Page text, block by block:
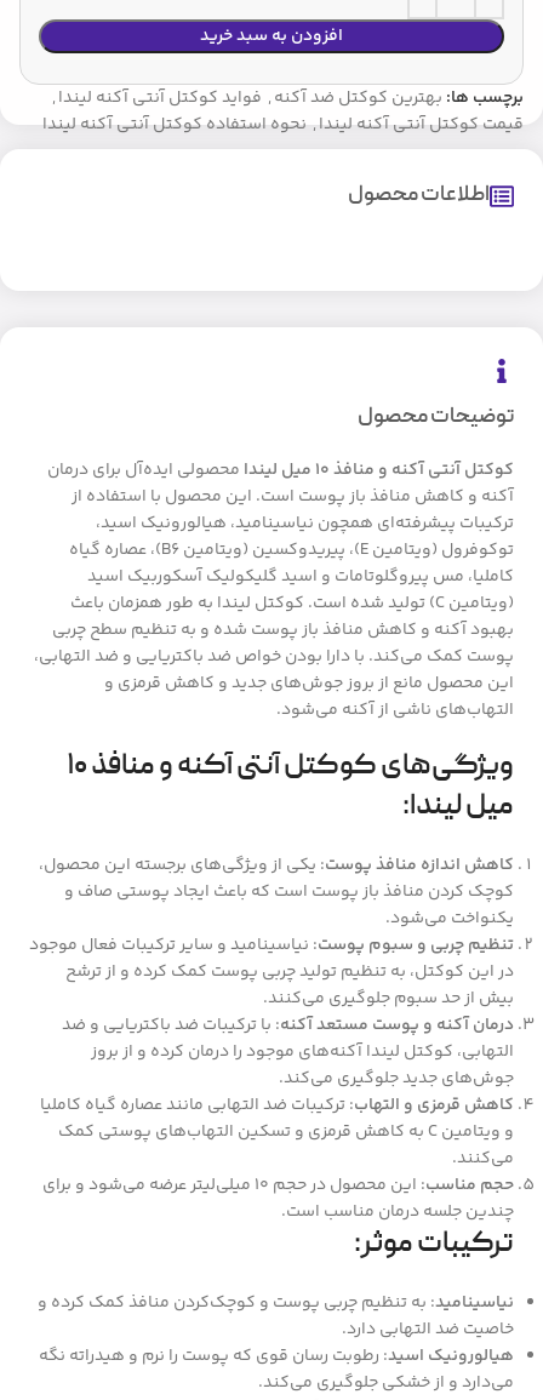
افزودن به سبد خرید
برچسب ها: بهترین کوکتل ضد آکنه, فواید کوکتل آنتی آکنه لیندا,
قیمت کوکتل آنتی آکنه لیندا, نحوه استفاده کوکتل آنتی آکنه لیندا
توضیحات محصول
کوکتل آنتی آکنه و منافذ ۱۰ میل لیندا
محصولی ایده‌آل برای درمان
آکنه و کاهش منافذ باز پوست است. این محصول با استفاده از
ترکیبات پیشرفته‌ای همچون نیاسینامید، هیالورونیک اسید،
توکوفرول (ویتامین E)، پیریدوکسین (ویتامین B6)، عصاره گیاه
کاملیا، مس پیروگلوتامات و اسید گلیکولیک آسکوربیک اسید
(ویتامین C) تولید شده است. کوکتل لیندا به طور همزمان باعث
بهبود آکنه و کاهش منافذ باز پوست شده و به تنظیم سطح چربی
پوست کمک می‌کند. با دارا بودن خواص ضد باکتریایی و ضد التهابی،
این محصول مانع از بروز جوش‌های جدید و کاهش قرمزی و
التهاب‌های ناشی از آکنه می‌شود.
ویژگی‌های کوکتل آنتی آکنه و منافذ ۱۰
میل لیندا:
کاهش اندازه منافذ پوست: یکی از ویژگی‌های برجسته این محصول،
کوچک کردن منافذ باز پوست است که باعث ایجاد پوستی صاف و
یکنواخت می‌شود.
تنظیم چربی و سبوم پوست: نیاسینامید و سایر ترکیبات فعال موجود
در این کوکتل، به تنظیم تولید چربی پوست کمک کرده و از ترشح
بیش از حد سبوم جلوگیری می‌کنند.
درمان آکنه و پوست مستعد آکنه: با ترکیبات ضد باکتریایی و ضد
التهابی، کوکتل لیندا آکنه‌های موجود را درمان کرده و از بروز
جوش‌های جدید جلوگیری می‌کند.
کاهش قرمزی و التهاب: ترکیبات ضد التهابی مانند عصاره گیاه کاملیا
و ویتامین C به کاهش قرمزی و تسکین التهاب‌های پوستی کمک
می‌کنند.
حجم مناسب
: این محصول در حجم ۱۰ میلی‌لیتر عرضه می‌شود و برای
چندین جلسه درمان مناسب است.
ترکیبات موثر:
نیاسینامید: به تنظیم چربی پوست و کوچک‌کردن منافذ کمک کرده و
خاصیت ضد التهابی دارد.
هیالورونیک اسید: رطوبت رسان قوی که پوست را نرم و هیدراته نگه
می‌دارد و از خشکی جلوگیری می‌کند.
اطلاعات محصول